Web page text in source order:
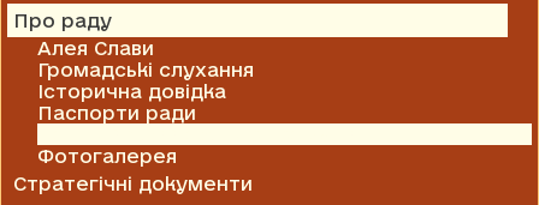
Про раду
Алея Слави
Громадські слухання
Історична довідка
Паспорти ради
Фотогалерея
Стратегічні документи